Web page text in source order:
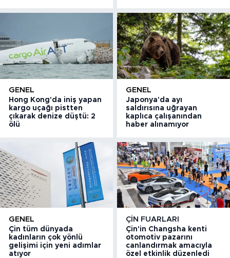
GENEL
Hong Kong'da iniş yapan
kargo uçağı pistten
çıkarak denize düştü: 2
ölü
GENEL
Japonya'da ayı
saldırısına uğrayan
kaplıca çalışanından
haber alınamıyor
GENEL
Çin tüm dünyada
kadınların çok yönlü
gelişimi için yeni adımlar
atıyor
ÇIN FUARLARI
Çin'in Changsha kenti
otomotiv pazarını
canlandırmak amacıyla
özel etkinlik düzenledi